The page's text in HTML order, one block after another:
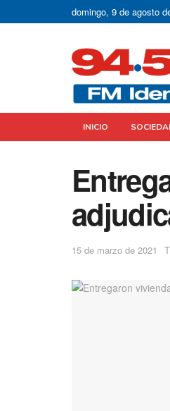
domingo, 9 de agosto
INICIO
15 de marzo de 2021